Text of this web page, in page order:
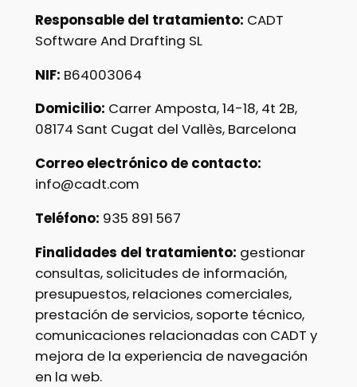
Responsable del tratamiento: CADT
Software And Drafting SL
NIF: B64003064
Domicilio: Carrer Amposta, 14-18, 4t 2B,
08174 Sant Cugat del Vallès, Barcelona
Correo electrónico de contacto:
info@cadt.com
Teléfono: 935 891 567
Finalidades del tratamiento: gestionar
consultas, solicitudes de información,
presupuestos, relaciones comerciales,
prestación de servicios, soporte técnico,
comunicaciones relacionadas con CADT y
mejora de la experiencia de navegación
en la web.